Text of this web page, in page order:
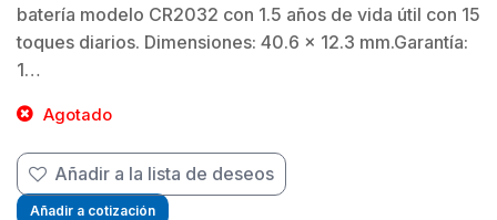
$
batería modelo CR2032 con 1.5 años de vida útil con 15
toques diarios. Dimensiones: 40.6 x 12.3 mm.Garantía:
1…
Agotado
Añadir a la lista de deseos
Añadir a cotización